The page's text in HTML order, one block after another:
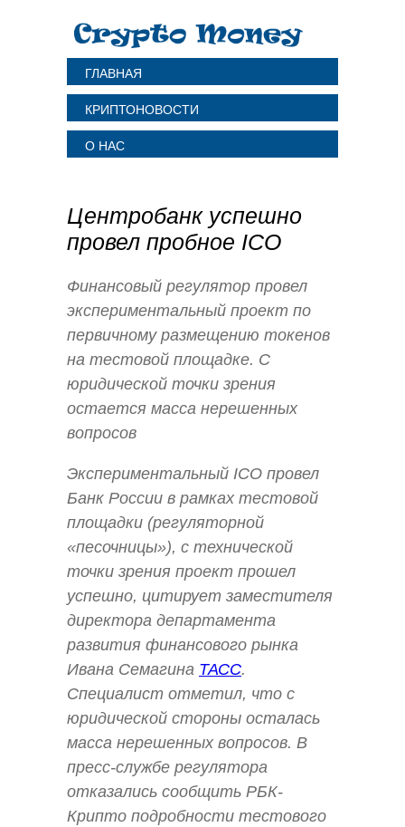
ГЛАВНАЯ
КРИПТОНОВОСТИ
О НАС
Центробанк успешно
провел пробное ICO
Финансовый регулятор провел
экспериментальный проект по
первичному размещению токенов
на тестовой площадке. С
юридической точки зрения
остается масса нерешенных
вопросов
Экспериментальный ICO провел
Банк России в рамках тестовой
площадки (регуляторной
«песочницы»), с технической
точки зрения проект прошел
успешно, цитирует заместителя
директора департамента
развития финансового рынка
Ивана Семагина ТАСС.
Специалист отметил, что с
юридической стороны осталась
масса нерешенных вопросов. В
пресс-службе регулятора
отказались сообщить РБК-
Крипто подробности тестового